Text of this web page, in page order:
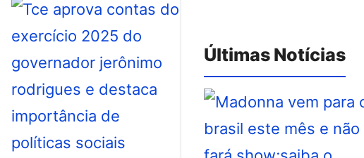
Últimas Notícias